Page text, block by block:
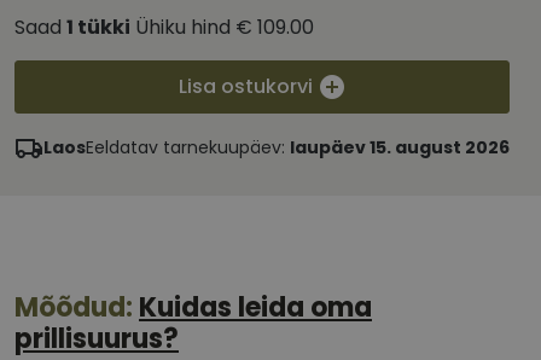
Saad 1 tükki Ühiku hind € 109.00
Lisa ostukorvi
LaosEeldatav tarnekuupäev: laupäev 15. august 2026
Mõõdud: Kuidas leida oma
prillisuurus?